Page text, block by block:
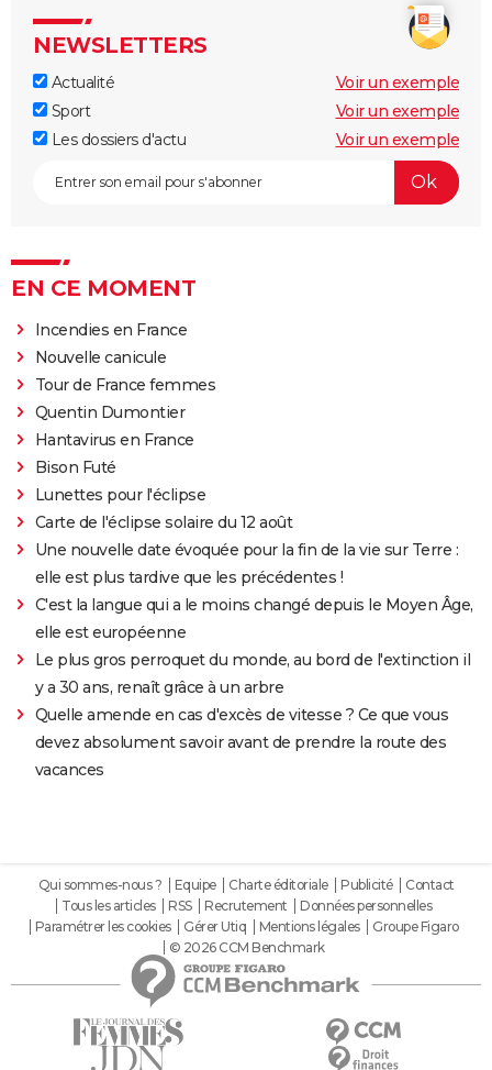
NEWSLETTERS
Actualité
Voir un exemple
Sport
Voir un exemple
Les dossiers d'actu
Voir un exemple
EN CE MOMENT
Incendies en France
Nouvelle canicule
Tour de France femmes
Quentin Dumontier
Hantavirus en France
Bison Futé
Lunettes pour l'éclipse
Carte de l'éclipse solaire du 12 août
Une nouvelle date évoquée pour la fin de la vie sur Terre :
elle est plus tardive que les précédentes !
C'est la langue qui a le moins changé depuis le Moyen Âge,
elle est européenne
Le plus gros perroquet du monde, au bord de l'extinction il
y a 30 ans, renaît grâce à un arbre
Quelle amende en cas d'excès de vitesse ? Ce que vous
devez absolument savoir avant de prendre la route des
vacances
Qui sommes-nous ? Equipe Charte éditoriale Publicité
Contact
Tous les articles
RSS Recrutement
Données personnelles
Paramétrer les cookies
Gérer Utiq Mentions légales
Groupe Figaro
© 2026 CCM Benchmark